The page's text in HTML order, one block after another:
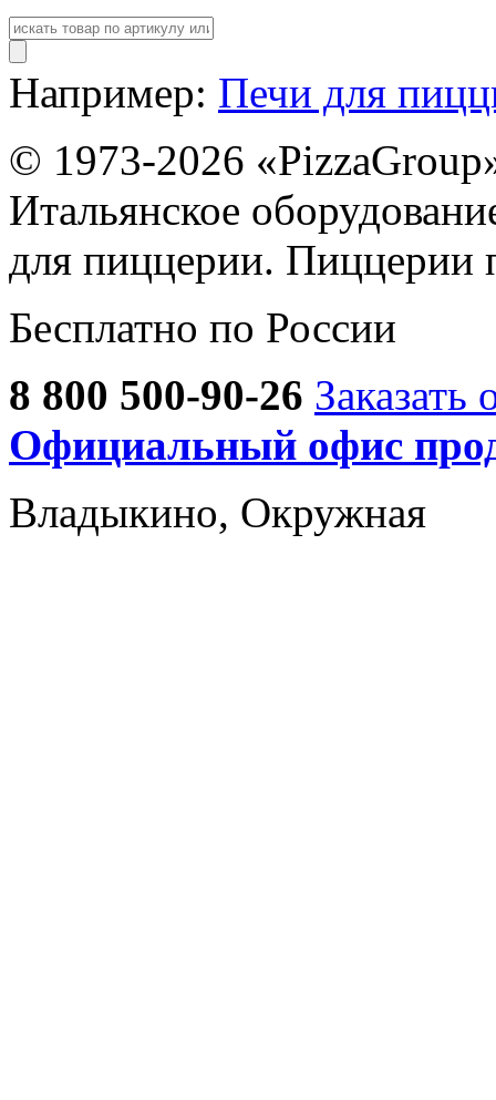
Например: Печи для
© 1973-2026
Итальянское
для пиццерии. Пиццерии
Бесплатно по России
8 800 500-90-26 Заказать
Официальный офис
Владыкино, Окружная